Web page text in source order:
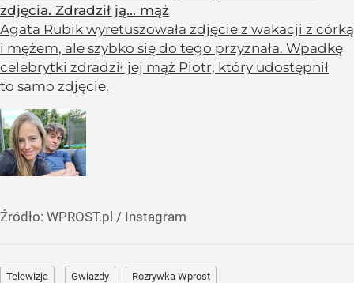
zdjęcia. Zdradził ją... mąż
Agata Rubik wyretuszowała zdjęcie z wakacji z córką
i mężem, ale szybko się do tego przyznała. Wpadkę
celebrytki zdradził jej mąż Piotr, który udostępnił
to samo zdjęcie.
Źródło: WPROST.pl / Instagram
Telewizja Gwiazdy Rozrywka Wprost